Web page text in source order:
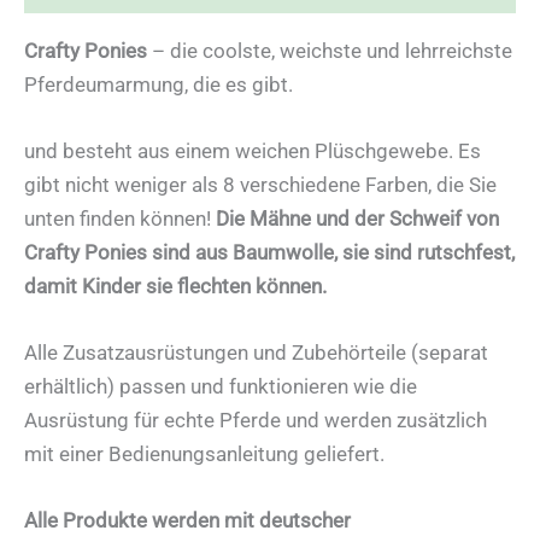
Crafty Ponies – die coolste, weichste und lehrreichste
Pferdeumarmung, die es gibt.
und besteht aus einem weichen Plüschgewebe. Es
gibt nicht weniger als 8 verschiedene Farben, die Sie
unten finden können! Die Mähne und der Schweif von
Crafty Ponies sind aus Baumwolle, sie sind rutschfest,
damit Kinder sie flechten können.
Alle Zusatzausrüstungen und Zubehörteile (separat
erhältlich) passen und funktionieren wie die
Ausrüstung für echte Pferde und werden zusätzlich
mit einer Bedienungsanleitung geliefert.
Alle Produkte werden mit deutscher